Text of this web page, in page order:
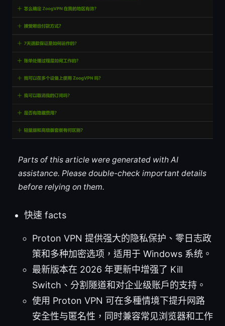
Parts of this article were generated with AI
assistance. Please double-check important details
before relying on them.
快速 facts
Proton VPN 提供强大的隐私保护、零日志政
策和多种加密选项，适用于 Windows 系统。
最新版本在 2026 年更新中增强了 Kill
Switch、分割隧道和对企业级账户的支持。
使用 Proton VPN 可在多種情境下提升网路
安全性与匿名性，同时兼容常见浏览器和工作